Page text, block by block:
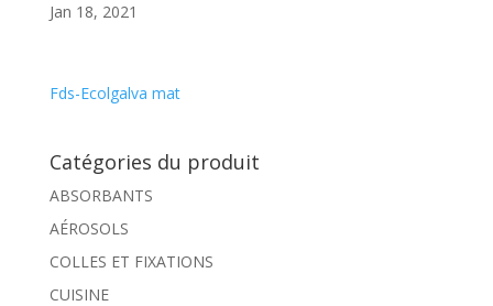
Jan 18, 2021
Fds-Ecolgalva mat
Catégories du produit
ABSORBANTS
AÉROSOLS
COLLES ET FIXATIONS
CUISINE